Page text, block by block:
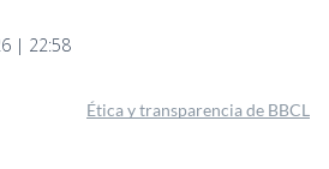
| 22:58
Ética y transparencia de BBCL